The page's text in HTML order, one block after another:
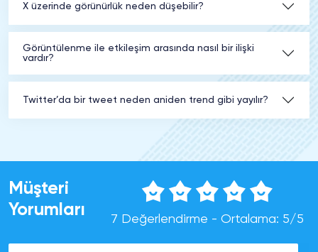
X üzerinde görünürlük neden düşebilir?
Görüntülenme ile etkileşim arasında nasıl bir ilişki
vardır?
Twitter’da bir tweet neden aniden trend gibi yayılır?
Müşteri
Yorumları
7 Değerlendirme - Ortalama: 5/5